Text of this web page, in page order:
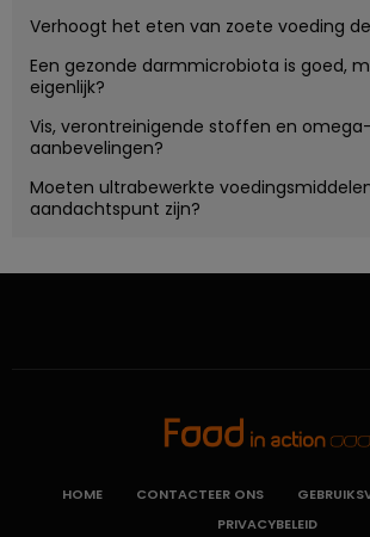
Verhoogt het eten van zoete voeding
Een gezonde darmmicrobiota is goed,
eigenlijk?
Vis, verontreinigende stoffen en
aanbevelingen?
Moeten ultrabewerkte
aandachtspunt zijn?
HOME CONTACTEER ONS
PRIVACYBELEID